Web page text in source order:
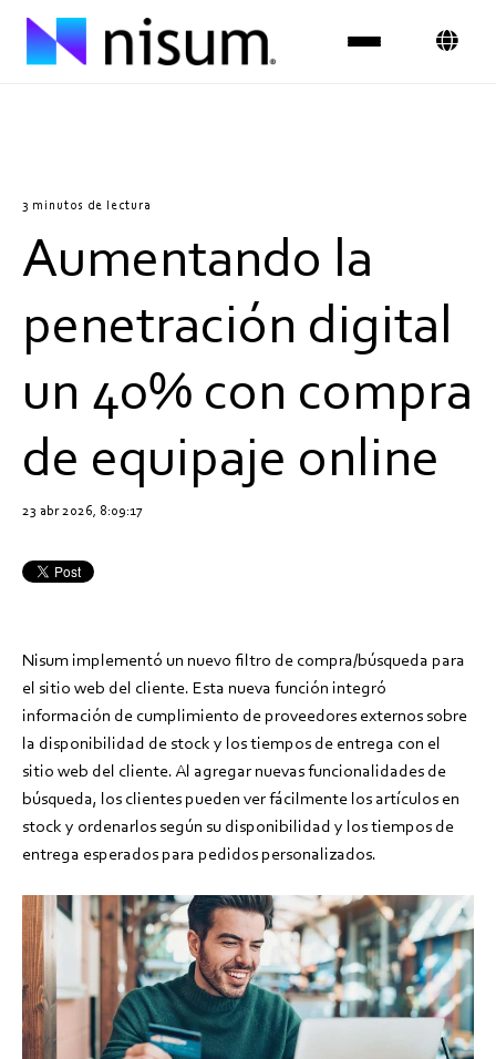
Insights
Únete al equipo
3 minutos de lectura
Aumentando la
penetración digital
un 40% con compra
de equipaje online
23 abr 2026, 8:09:17
Nisum implementó un nuevo filtro de compra/búsqueda para
el sitio web del cliente. Esta nueva función integró
información de cumplimiento de proveedores externos sobre
la disponibilidad de stock y los tiempos de entrega con el
sitio web del cliente. Al agregar nuevas funcionalidades de
búsqueda, los clientes pueden ver fácilmente los artículos en
stock y ordenarlos según su disponibilidad y los tiempos de
entrega esperados para pedidos personalizados.